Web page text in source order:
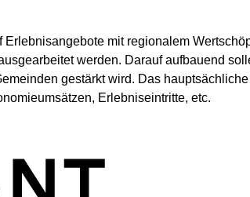
mit regionalem
werden. Darauf aufbauend
gestärkt wird. Das
Erlebniseintritte, etc.